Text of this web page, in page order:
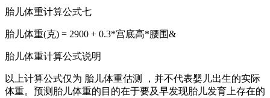
胎儿体重计算公式七
胎儿体重(克) = 2900 + 0.3*宫底高*腰围&
胎儿体重计算公式说明
以上计算公式仅为 胎儿体重估测 ，并不代表婴儿出生的实际
体重。预测胎儿体重的目的在于要及早发现胎儿发育上存在的